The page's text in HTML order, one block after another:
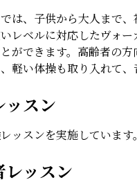
は、子供から大人まで
レベルに対応したヴォ
ができます。高齢者の
軽い体操も取り入れて
ッスン
ッスンを実施しています
レッスン